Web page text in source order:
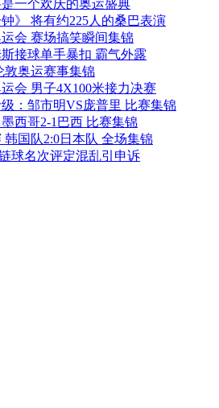
一个欢庆的奥运盛典
》 将有约225人的桑巴表演
会 赛场搞笑瞬间集锦
接球单手暴扣 霸气外露
敦奥运赛事集锦
会 男子4X100米接力决赛
：邹市明VS庞普里 比赛集锦
西哥2-1巴西 比赛集锦
国队2:0日本队 全场集锦
球名次评定混乱引申诉